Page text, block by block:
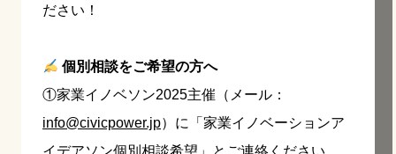
ださい！
個別相談をご希望の方へ
①家業イノベソン2025主催（メール：
info@civicpower.jp）に「家業イノベーションア
イデアソン個別相談希望」とご連絡ください。